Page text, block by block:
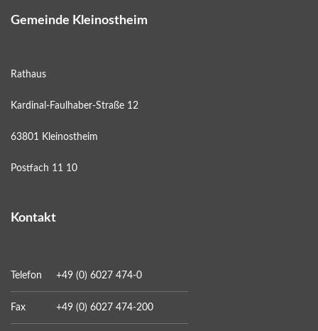
Gemeinde Kleinostheim
Rathaus
Kardinal-Faulhaber-Straße 12
63801 Kleinostheim
Postfach 11 10
Kontakt
Telefon +49 (0) 6027 474-0
Fax +49 (0) 6027 474-200